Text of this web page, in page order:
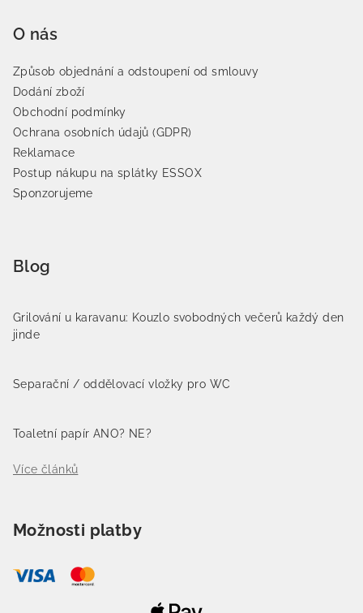
O nás
Způsob objednání a odstoupení od smlouvy
Dodání zboží
Obchodní podmínky
Ochrana osobních údajů (GDPR)
Reklamace
Postup nákupu na splátky ESSOX
Sponzorujeme
Blog
Grilování u karavanu: Kouzlo svobodných večerů každý den
jinde
Separační / oddělovací vložky pro WC
Toaletní papír ANO? NE?
Více článků
Možnosti platby